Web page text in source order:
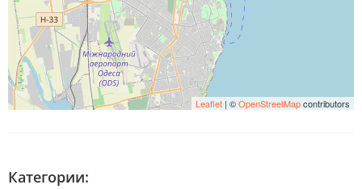
Leaflet | ©OpenStreetMapcontributors
Категории: